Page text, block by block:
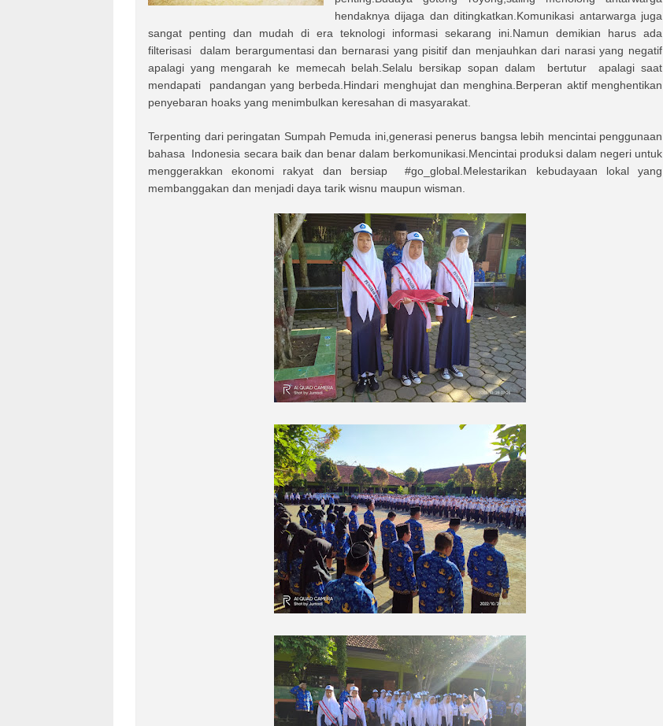
hendaknya dijaga dan ditingkatkan.Komunikasi antarwarga juga
sangat penting dan mudah di era teknologi informasi sekarang ini.Namun demikian harus ada
filterisasi dalam berargumentasi dan bernarasi yang pisitif dan menjauhkan dari narasi yang negatif
apalagi yang mengarah ke memecah belah.Selalu bersikap sopan dalam bertutur apalagi saat
mendapati pandangan yang berbeda.Hindari menghujat dan menghina.Berperan aktif menghentikan
penyebaran hoaks yang menimbulkan keresahan di masyarakat.
Terpenting dari peringatan Sumpah Pemuda ini,generasi penerus bangsa lebih mencintai penggunaan
bahasa Indonesia secara baik dan benar dalam berkomunikasi.Mencintai produksi dalam negeri untuk
menggerakkan ekonomi rakyat dan bersiap #go_global.Melestarikan kebudayaan lokal yang
membanggakan dan menjadi daya tarik wisnu maupun wisman.